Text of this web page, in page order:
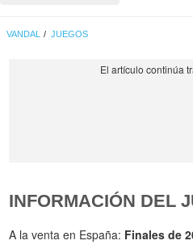
VANDAL JUEGOS
INFORMACIÓN DEL
A la venta en España: Finales de